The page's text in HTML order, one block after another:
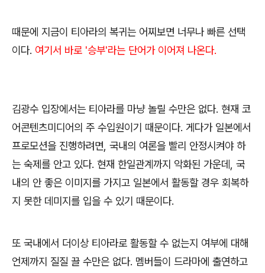
때문에 지금이 티아라의 복귀는 어찌보면 너무나 빠른 선택
이다. 여기서 바로 '승부'라는 단어가 이어져 나온다.
김광수 입장에서는 티아라를 마냥 놀릴 수만은 없다. 현재 코
어콘텐츠미디어의 주 수입원이기 때문이다. 게다가 일본에서
프로모션을 진행하려면, 국내의 여론을 빨리 안정시켜야 하
는 숙제를 안고 있다. 현재 한일관계까지 악화된 가운데, 국
내의 안 좋은 이미지를 가지고 일본에서 활동할 경우 회복하
지 못한 데미지를 입을 수 있기 때문이다.
또 국내에서 더이상 티아라로 활동할 수 없는지 여부에 대해
언제까지 질질 끌 수만은 없다. 멤버들이 드라마에 출연하고